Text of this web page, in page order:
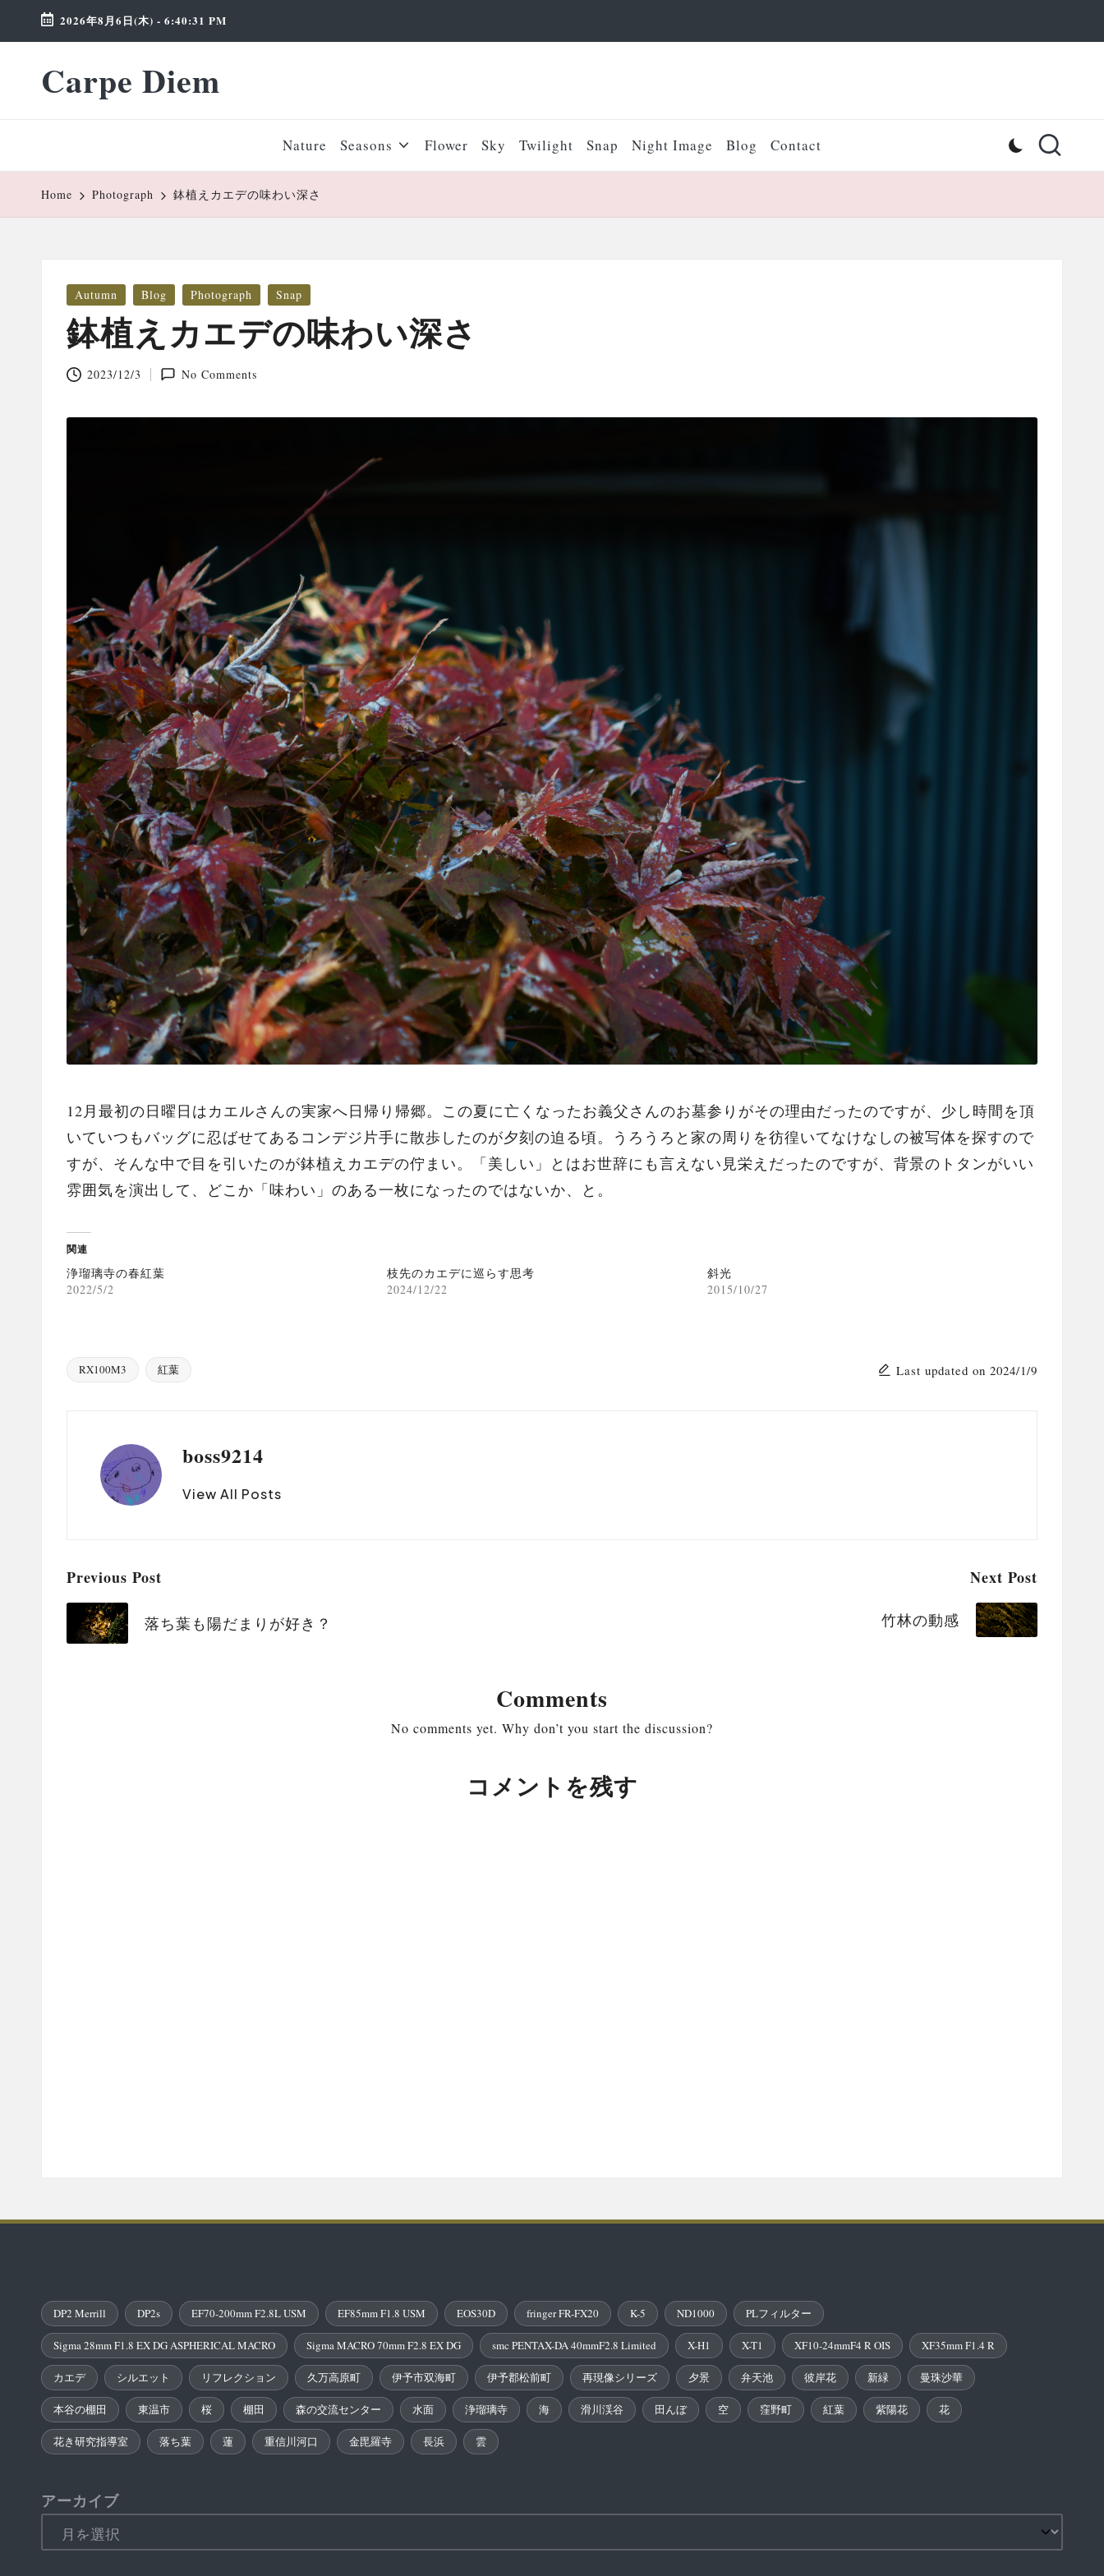
Skip
content
2026年8月6日(木) - 6:40:32 PM
Carpe Diem
Weekend
Wonderland
Nature Seasons Flower Sky Twilight Snap Night Image Blog Contact
Home Photograph 鉢植えカエデの味わい深さ
Posted
in
Autumn Blog Photograph Snap
鉢植えカエデの味わい深さ
2023/12/3 No Comments
12月最初の日曜日はカエルさんの実家へ日帰り帰郷。この夏に亡くなったお義父さんのお墓参りがその理由だったのですが、少し時間を頂
いていつもバッグに忍ばせてあるコンデジ片手に散歩したのが夕刻の迫る頃。うろうろと家の周りを彷徨いてなけなしの被写体を探すので
すが、そんな中で目を引いたのが鉢植えカエデの佇まい。「美しい」とはお世辞にも言えない見栄えだったのですが、背景のトタンがいい
雰囲気を演出して、どこか「味わい」のある一枚になったのではないか、と。
関連
浄瑠璃寺の春紅葉
2022/5/2
枝先のカエデに巡らす思考
2024/12/22
斜光
2015/10/27
Tags:
RX100M3 紅葉 Last updated on 2024/1/9
boss9214
View All Posts
Post
navigation
Previous Post
落ち葉も陽だまりが好き？
Next Post
竹林の動感
Comments
No comments yet. Why don’t you start the discussion?
コメントを残す
DP2 Merrill DP2s EF70-200mm F2.8L USM EF85mm F1.8 USM EOS30D fringer FR-FX20 K-5 ND1000 PLフィルター
Sigma 28mm F1.8 EX DG ASPHERICAL MACRO Sigma MACRO 70mm F2.8 EX DG smc PENTAX-DA 40mmF2.8 Limited X-H1 X-T1 XF10-24mmF4 R OIS XF35mm F1.4 R
カエデ シルエット リフレクション 久万高原町 伊予市双海町 伊予郡松前町 再現像シリーズ 夕景 弁天池 彼岸花 新緑 曼珠沙華
本谷の棚田 東温市 桜 棚田 森の交流センター 水面 浄瑠璃寺 海 滑川渓谷 田んぼ 空 窪野町 紅葉 紫陽花 花
花き研究指導室 落ち葉 蓮 重信川河口 金毘羅寺 長浜 雲
アーカイブ